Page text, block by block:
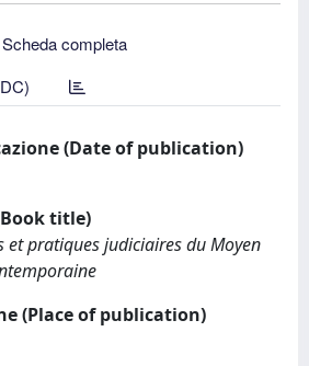
Scheda completa
(Date of publication)
title)
et pratiques judiciaires du Moyen
(Place of publication)